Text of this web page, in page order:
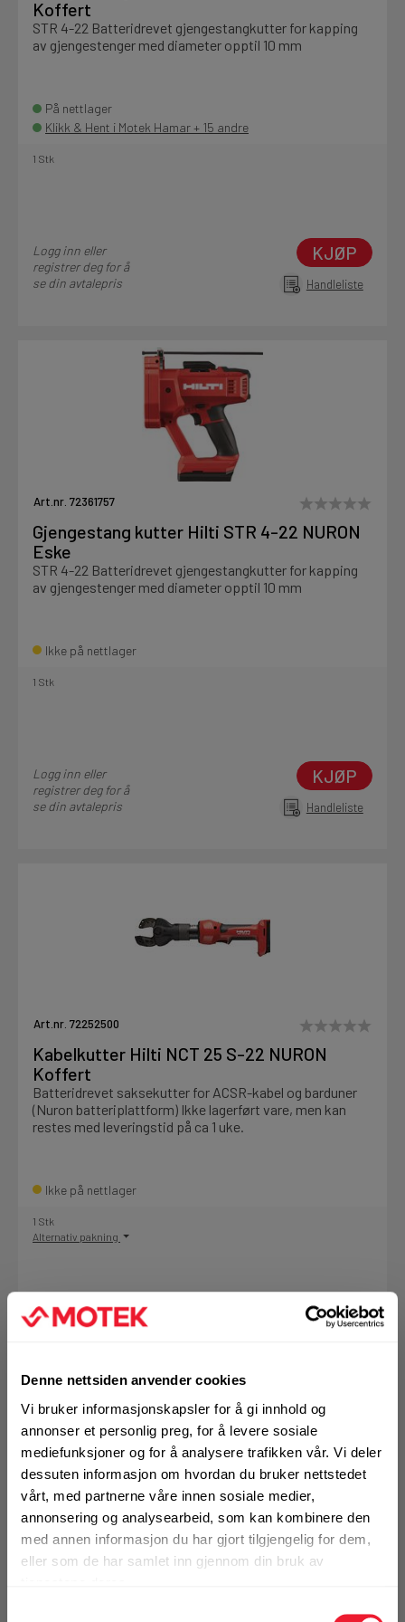
Denne nettsiden anvender cookies
Vi bruker informasjonskapsler for å gi innhold og
annonser et personlig preg, for å levere sosiale
mediefunksjoner og for å analysere trafikken vår. Vi deler
dessuten informasjon om hvordan du bruker nettstedet
vårt, med partnerne våre innen sosiale medier,
annonsering og analysearbeid, som kan kombinere den
med annen informasjon du har gjort tilgjengelig for dem,
eller som de har samlet inn gjennom din bruk av
Koffert
STR 4-22 Batteridrevet gjengestangkutter for kapping
av gjengestenger med diameter opptil 10 mm
På nettlager
Klikk & Hent i Motek Hamar + 15 andre
1 Stk
Logg inn eller
registrer deg for å
se din avtalepris
KJØP
Handleliste
Art.nr. 72361757
Gjengestang kutter Hilti STR 4-22 NURON
Eske
STR 4-22 Batteridrevet gjengestangkutter for kapping
av gjengestenger med diameter opptil 10 mm
Ikke på nettlager
1 Stk
Logg inn eller
registrer deg for å
se din avtalepris
KJØP
Handleliste
Art.nr. 72252500
Kabelkutter Hilti NCT 25 S-22 NURON
Koffert
Batteridrevet saksekutter for ACSR-kabel og barduner
(Nuron batteriplattform) Ikke lagerført vare, men kan
restes med leveringstid på ca 1 uke.
Ikke på nettlager
1 Stk
Alternativ pakning
Logg inn eller
registrer deg for å
KJØP
Art.nr. 72363250